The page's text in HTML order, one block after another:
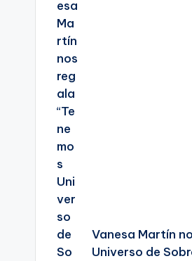
entradas
Vanesa Martín
Universo de